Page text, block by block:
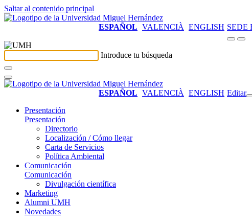
Saltar al contenido principal
ESPAÑOL VALENCIÀ ENGLISH SEDE
Introduce tu búsqueda
ESPAÑOL VALENCIÀ ENGLISH Editar
Presentación
Presentación
Directorio
Localización / Cómo llegar
Carta de Servicios
Política Ambiental
Comunicación
Comunicación
Divulgación científica
Marketing
Alumni UMH
Novedades